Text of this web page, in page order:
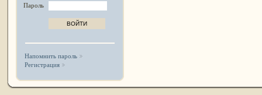
Пароль
Напомнить пароль
Регистрация